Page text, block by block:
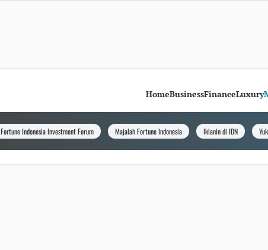
HomeBusinessFinanceLuxury
Fortune Indonesia Investment Forum Majalah Fortune Indonesia Iklanin di IDN